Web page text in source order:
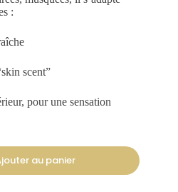
:
scent”
pour une sensation
au panier